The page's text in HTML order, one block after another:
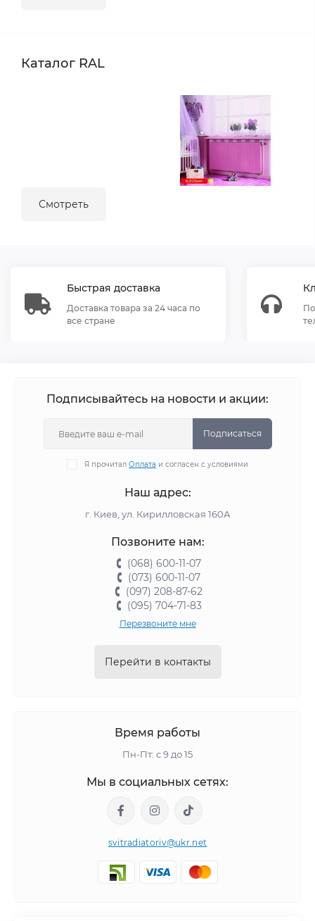
Каталог RAL
Смотреть
Быстрая доставка
Доставка товара за 24 часа по
все стране
Подписывайтесь на новости и акции:
Подписаться
Я прочитал Оплата и согласен с условиями
Наш адрес:
г. Киев, ул. Кирилловская 160А
Позвоните нам:
(068) 600-11-07
(073) 600-11-07
(097) 208-87-62
(095) 704-71-83
Перезвоните мне
Перейти в контакты
Время работы
Пн-Пт: с 9 до 15
Мы в социальных сетях:
svitradiatoriv@ukr.net